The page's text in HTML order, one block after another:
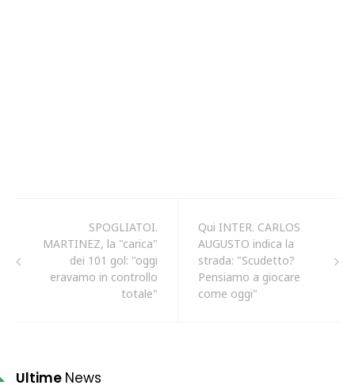
SPOGLIATOI.
MARTINEZ, la "carica"
dei 101 gol: "oggi
eravamo in controllo
totale"
Qui INTER. CARLOS
AUGUSTO indica la
strada: "Scudetto?
Pensiamo a giocare
come oggi"
Ultime News